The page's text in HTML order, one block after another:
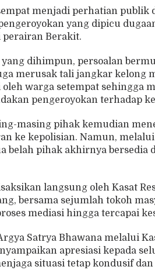
menjadi perhatian publik
yang dipicu
Berakit.
dihimpun, persoalan
merusak tali jangkar kelong
warga setempat sehingga
pengeroyokan terhadap
masing pihak kemudian
ke kepolisian. Namun,
belah pihak akhirnya bersedia
langsung oleh Kasat
bersama sejumlah tokoh
mediasi hingga tercapai
Satrya Bhawana melalui
apresiasi kepada
situasi tetap kondusif